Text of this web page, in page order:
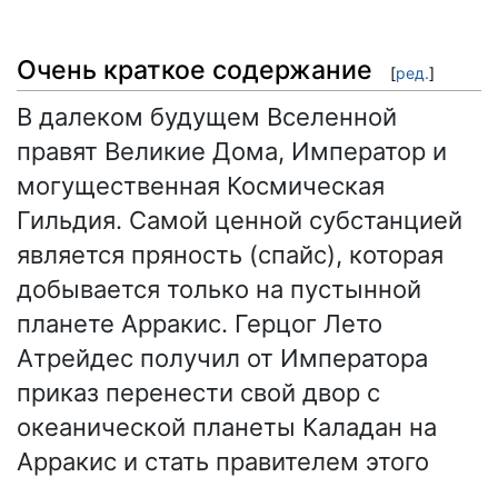
Очень краткое содержание [ред.]
В далеком будущем Вселенной
правят Великие Дома, Император и
могущественная Космическая
Гильдия. Самой ценной субстанцией
является пряность (спайс), которая
добывается только на пустынной
планете Арракис. Герцог Лето
Атрейдес получил от Императора
приказ перенести свой двор с
океанической планеты Каладан на
Арракис и стать правителем этого